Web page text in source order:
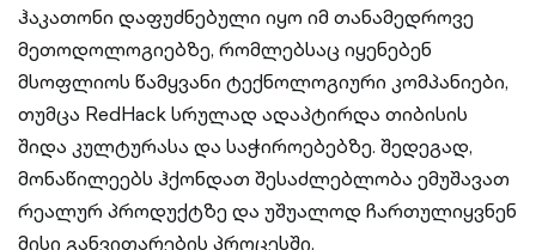
ჰაკათონი დაფუძნებული იყო იმ თანამედროვე
მეთოდოლოგიებზე, რომლებსაც იყენებენ
მსოფლიოს წამყვანი ტექნოლოგიური კომპანიები,
თუმცა RedHack სრულად ადაპტირდა თიბისის
შიდა კულტურასა და საჭიროებებზე. შედეგად,
მონაწილეებს ჰქონდათ შესაძლებლობა ემუშავათ
რეალურ პროდუქტზე და უშუალოდ ჩართულიყვნენ
მისი განვითარების პროცესში.